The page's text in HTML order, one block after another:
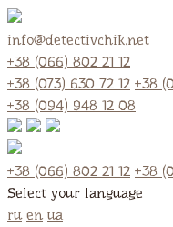
info@detectivchik.net
+38 (066) 802 21 12
+38 (073) 630 72 12 +38
+38 (094) 948 12 08
+38 (066) 802 21 12 +38
Select your language
ru en ua